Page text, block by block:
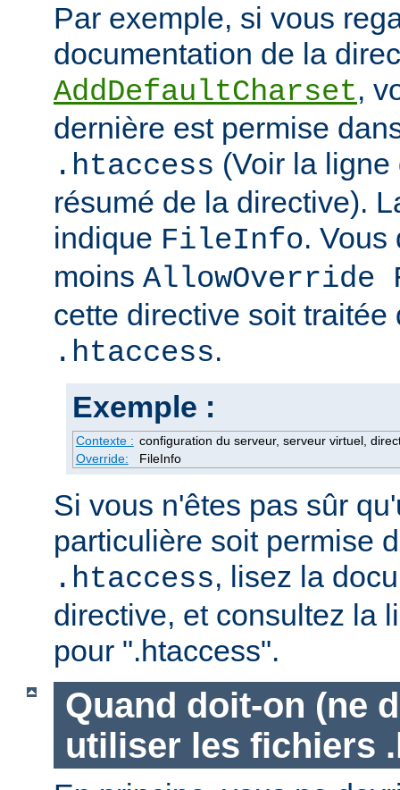
Par exemple, si vous
documentation de la
AddDefaultCharset,
dernière est permise
.htaccess (Voir la
résumé de la directive).
indique FileInfo. Vous
moins
cette directive soit
.htaccess.
Exemple :
Contexte : configuration du serveur, serveur virtuel,
Override:
FileInfo
Si vous n'êtes pas sûr
particulière soit permise
.htaccess, lisez la
directive, et consultez la
pour ".htaccess".
Quand doit-on (ne
utiliser les fichiers